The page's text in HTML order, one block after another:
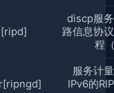
discp服
路信息协
程
服务计
IPv6的